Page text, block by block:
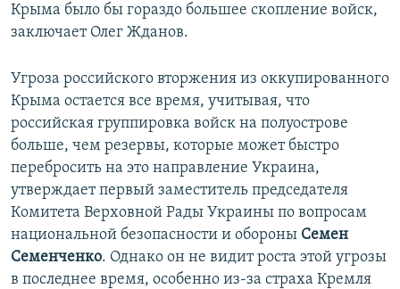
Крыма было бы гораздо большее скопление войск,
заключает Олег Жданов.
Угроза российского вторжения из оккупированного
Крыма остается все время, учитывая, что
российская группировка войск на полуострове
больше, чем резервы, которые может быстро
перебросить на это направление Украина,
утверждает первый заместитель председателя
Комитета Верховной Рады Украины по вопросам
национальной безопасности и обороны Семен
Семенченко. Однако он не видит роста этой угрозы
в последнее время, особенно из-за страха Кремля